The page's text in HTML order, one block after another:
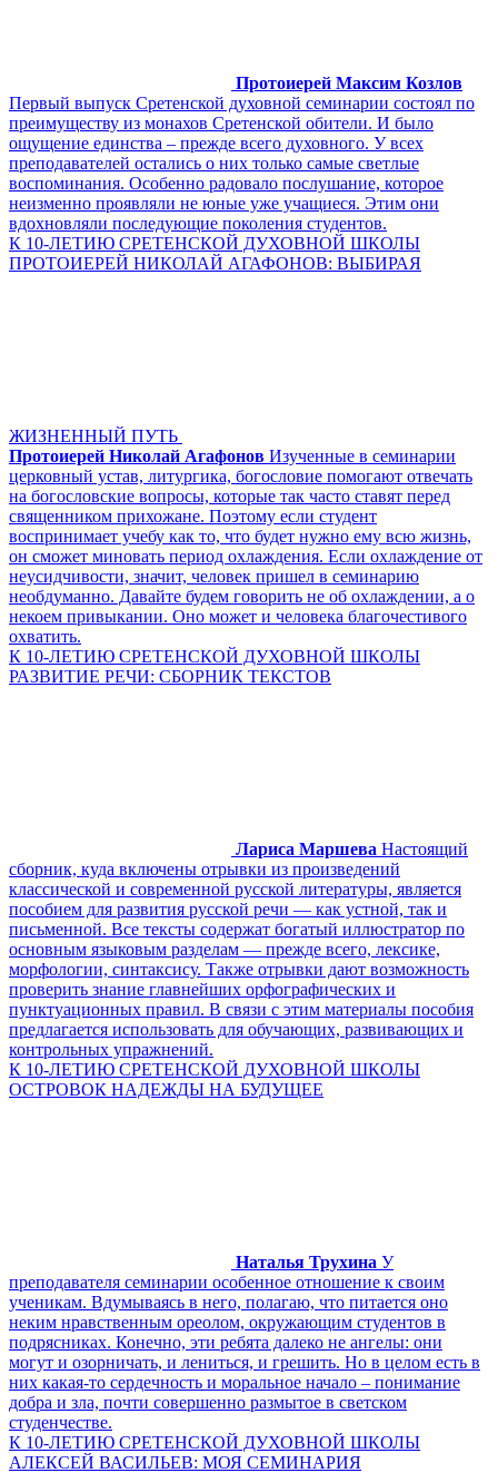
Протоиерей Максим Козлов
Первый выпуск Сретенской духовной семинарии состоял по
преимуществу из монахов Сретенской обители. И было
ощущение единства – прежде всего духовного. У всех
преподавателей остались о них только самые светлые
воспоминания. Особенно радовало послушание, которое
неизменно проявляли не юные уже учащиеся. Этим они
вдохновляли последующие поколения студентов.
К 10-ЛЕТИЮ СРЕТЕНСКОЙ ДУХОВНОЙ ШКОЛЫ
ПРОТОИЕРЕЙ НИКОЛАЙ АГАФОНОВ: ВЫБИРАЯ
ЖИЗНЕННЫЙ ПУТЬ
Протоиерей Николай Агафонов Изученные в семинарии
церковный устав, литургика, богословие помогают отвечать
на богословские вопросы, которые так часто ставят перед
священником прихожане. Поэтому если студент
воспринимает учебу как то, что будет нужно ему всю жизнь,
он сможет миновать период охлаждения. Если охлаждение от
неусидчивости, значит, человек пришел в семинарию
необдуманно. Давайте будем говорить не об охлаждении, а о
некоем привыкании. Оно может и человека благочестивого
охватить.
К 10-ЛЕТИЮ СРЕТЕНСКОЙ ДУХОВНОЙ ШКОЛЫ
РАЗВИТИЕ РЕЧИ: СБОРНИК ТЕКСТОВ
Лариса Маршева Настоящий
сборник, куда включены отрывки из произведений
классической и современной русской литературы, является
пособием для развития русской речи — как устной, так и
письменной. Все тексты содержат богатый иллюстратор по
основным языковым разделам — прежде всего, лексике,
морфологии, синтаксису. Также отрывки дают возможность
проверить знание главнейших орфографических и
пунктуационных правил. В связи с этим материалы пособия
предлагается использовать для обучающих, развивающих и
контрольных упражнений.
К 10-ЛЕТИЮ СРЕТЕНСКОЙ ДУХОВНОЙ ШКОЛЫ
ОСТРОВОК НАДЕЖДЫ НА БУДУЩЕЕ
Наталья Трухина У
преподавателя семинарии особенное отношение к своим
ученикам. Вдумываясь в него, полагаю, что питается оно
неким нравственным ореолом, окружающим студентов в
подрясниках. Конечно, эти ребята далеко не ангелы: они
могут и озорничать, и лениться, и грешить. Но в целом есть в
них какая-то сердечность и моральное начало – понимание
добра и зла, почти совершенно размытое в светском
студенчестве.
К 10-ЛЕТИЮ СРЕТЕНСКОЙ ДУХОВНОЙ ШКОЛЫ
АЛЕКСЕЙ ВАСИЛЬЕВ: МОЯ СЕМИНАРИЯ